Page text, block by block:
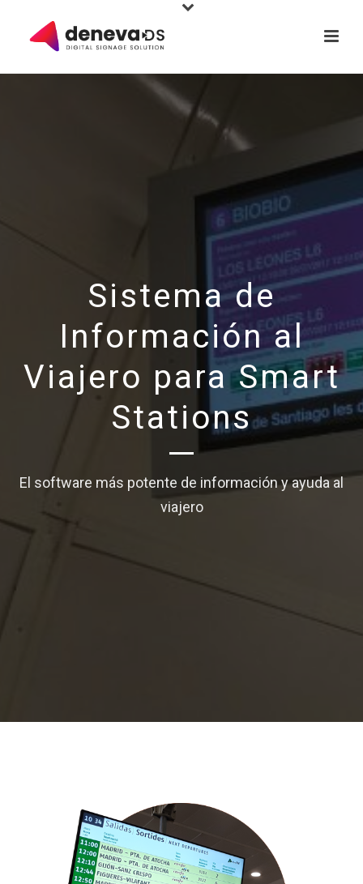
Sistema de
Información al
Viajero para Smart
Stations
El software más potente de información y ayuda al
viajero